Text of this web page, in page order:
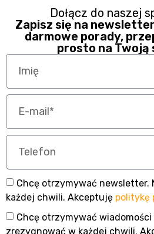
Dołącz do naszej
Zapisz się na
darmowe porady,
prosto na Twoją
Chcę otrzymywać newsletter.
każdej chwili. Akceptuję politykę
Chcę otrzymywać wiadomości
zrezygnować w każdej chwili.